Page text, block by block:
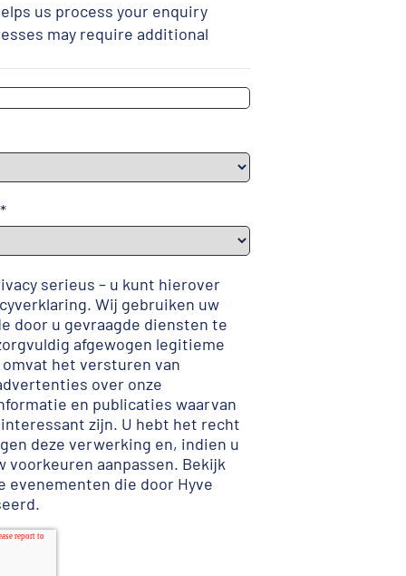
us process your enquiry
may require additional
*
serieus – u kunt hierover
. Wij gebruiken uw
door u gevraagde diensten te
afgewogen legitieme
het versturen van
over onze
en publicaties waarvan
zijn. U hebt het recht
deze verwerking en, indien u
voorkeuren aanpassen. Bekijk
evenementen die door Hyve
.